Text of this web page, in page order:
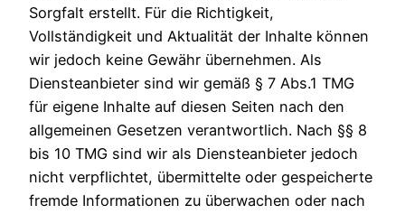
Sorgfalt erstellt. Für die Richtigkeit,
Vollständigkeit und Aktualität der Inhalte können
wir jedoch keine Gewähr übernehmen. Als
Diensteanbieter sind wir gemäß § 7 Abs.1 TMG
für eigene Inhalte auf diesen Seiten nach den
allgemeinen Gesetzen verantwortlich. Nach §§ 8
bis 10 TMG sind wir als Diensteanbieter jedoch
nicht verpflichtet, übermittelte oder gespeicherte
fremde Informationen zu überwachen oder nach